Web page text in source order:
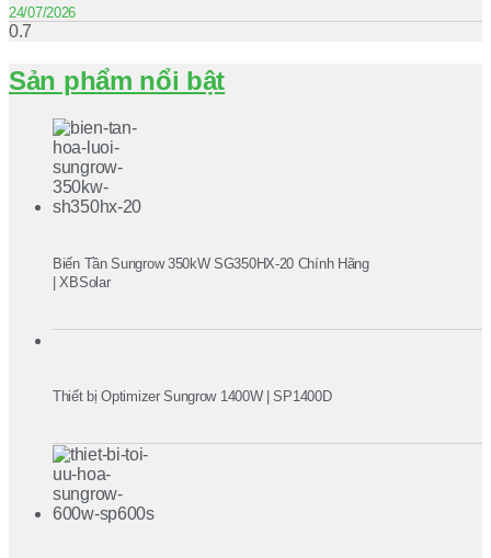
24/07/2026
Sản phẩm nổi bật
Biến Tần Sungrow 350kW SG350HX-20 Chính Hãng
| XBSolar
Thiết bị Optimizer Sungrow 1400W | SP1400D